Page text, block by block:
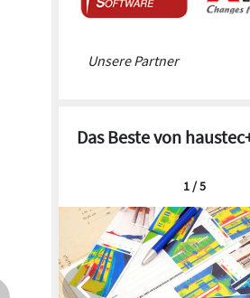
Unsere Partner
Das Beste von
1 / 5